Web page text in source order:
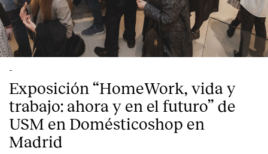
-
Exposición “HomeWork, vida y
trabajo: ahora y en el futuro” de
USM en Domésticoshop en
Madrid